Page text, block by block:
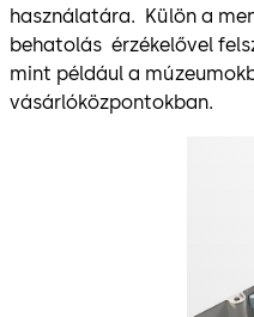
használatára. Külön a
behatolás érzékelővel
mint például a
vásárlóközpontokban.